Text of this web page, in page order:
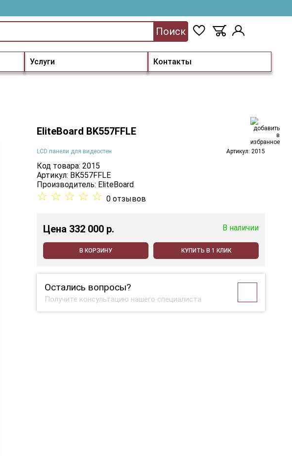
Услуги Контакты
Поиск
EliteBoard BK557FFLE
LCD панели для видеостен Артикул: 2015
Код товара: 2015
Артикул: BK557FFLE
Производитель: EliteBoard
☆ ☆ ☆ ☆ ☆ 0 отзывов
Цена 332 000 p. В наличии
В КОРЗИНУ КУПИТЬ В 1 КЛИК
Остались вопросы?
Получите консультацию нашего специалиста